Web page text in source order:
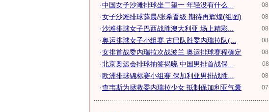
·中国女子沙滩排球坐二望一 年轻没有什么...
·女子沙滩排球薛晨/张希晋级 期待再辉煌(组图)
·沙滩排球女子巴西战胜澳大利亚 场上精彩...
·奥运排球女子小组赛 古巴队胜委内瑞拉队(...
·女排首战委内瑞拉次战波兰 奥运排球赛程确定
·北京奥运会排球抽签揭晓 中国男排首战保...
·欧洲排球锦标赛小组赛 保加利亚男排战胜...
·查韦斯为拯救委内瑞拉少女 抵制保加利亚气囊